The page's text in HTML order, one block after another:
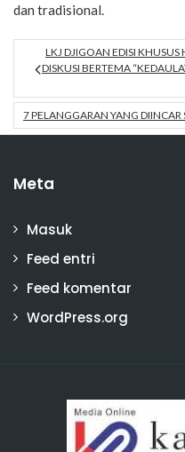
dan tradisional.
LKJ DJIGOAN EDISI
DISKUSI BERTEMA
7 PELANGGARAN YANG
Meta
Masuk
Feed entri
Feed komentar
WordPress.org